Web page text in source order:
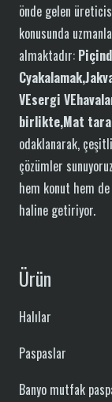
önde gelen
konusunda
almaktadır: P
Cyakalamak,J
VEsergi VE
birlikte,Mat
odaklanarak,
çözümler
hem konut hem
haline getiriyor.
Ürün
Halılar
Paspaslar
Banyo mutfak